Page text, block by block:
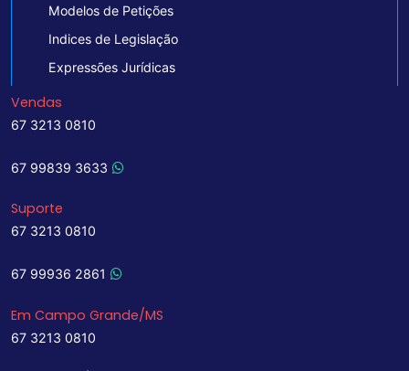
Modelos de Petições
Indices de Legislação
Expressões Jurídicas
Vendas
67 3213 0810
67 99839 3633
Suporte
67 3213 0810
67 99936 2861
Em Campo Grande/MS
67 3213 0810